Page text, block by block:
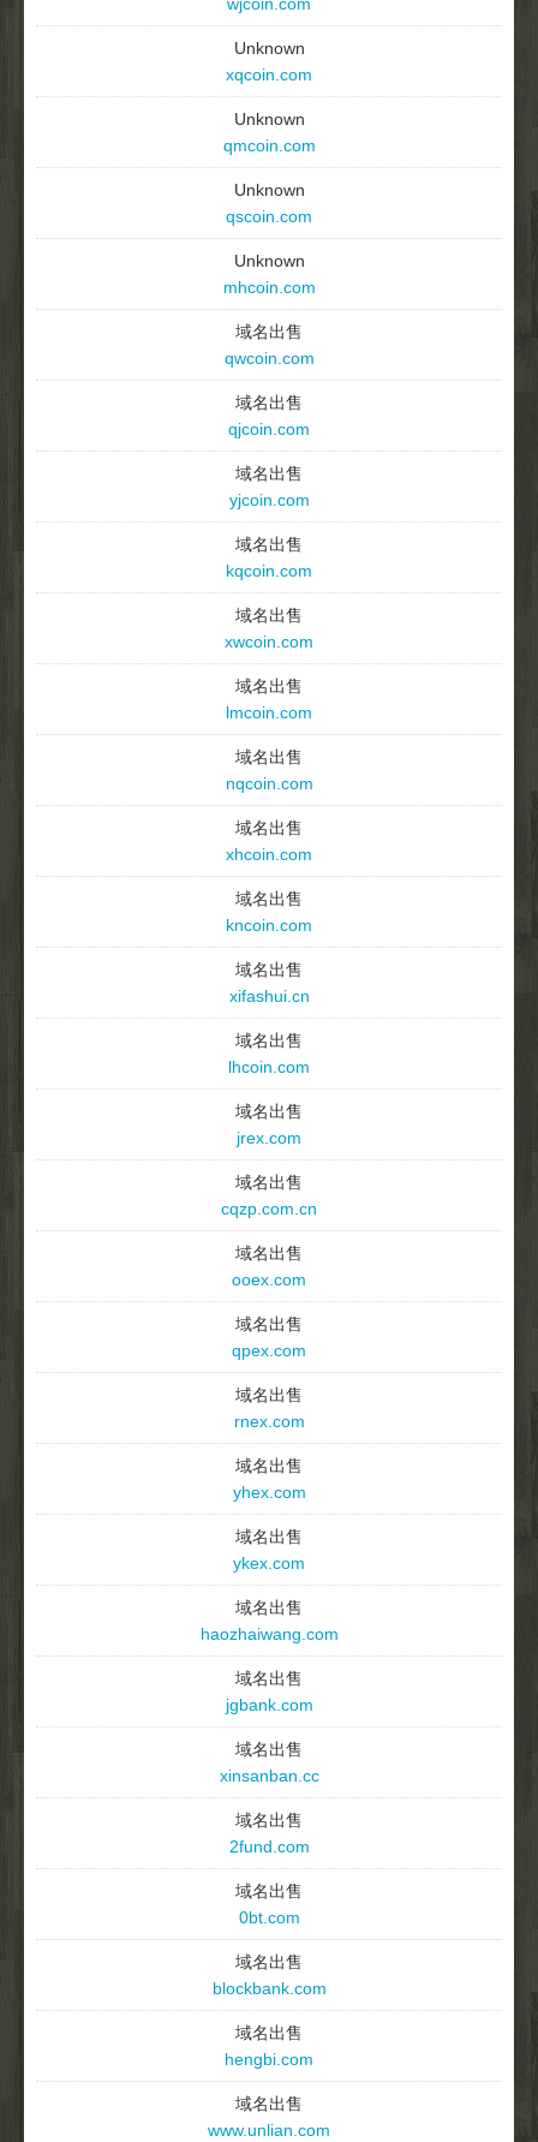
Unknown
xqcoin.com
Unknown
qmcoin.com
Unknown
qscoin.com
Unknown
mhcoin.com
域名出售
qwcoin.com
域名出售
qjcoin.com
域名出售
yjcoin.com
域名出售
kqcoin.com
域名出售
xwcoin.com
域名出售
lmcoin.com
域名出售
nqcoin.com
域名出售
xhcoin.com
域名出售
kncoin.com
域名出售
xifashui.cn
域名出售
lhcoin.com
域名出售
jrex.com
域名出售
cqzp.com.cn
域名出售
ooex.com
域名出售
qpex.com
域名出售
rnex.com
域名出售
yhex.com
域名出售
ykex.com
域名出售
haozhaiwang.com
域名出售
jgbank.com
域名出售
xinsanban.cc
域名出售
2fund.com
域名出售
0bt.com
域名出售
blockbank.com
域名出售
hengbi.com
域名出售
www.unlian.com